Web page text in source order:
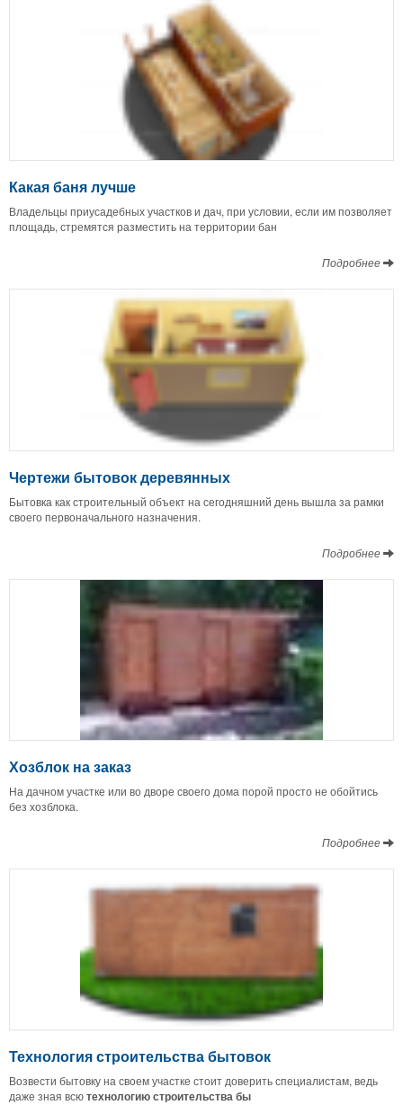
Какая баня лучше
Владельцы приусадебных участков и дач, при условии, если им позволяет
площадь, стремятся разместить на территории бан
Подробнее
Чертежи бытовок деревянных
Бытовка как строительный объект на сегодняшний день вышла за рамки
своего первоначального назначения.
Подробнее
Хозблок на заказ
На дачном участке или во дворе своего дома порой просто не обойтись
без хозблока.
Подробнее
Технология строительства бытовок
Возвести бытовку на своем участке стоит доверить специалистам, ведь
даже зная всютехнологию строительства бы